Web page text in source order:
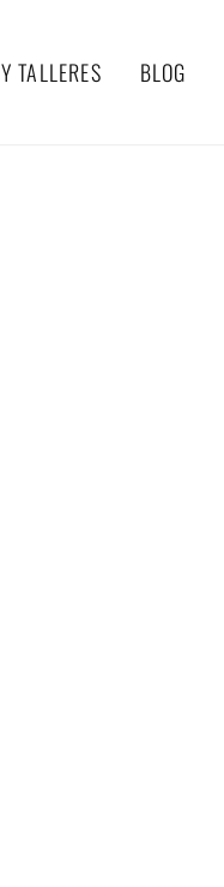
TALLERES BLOG